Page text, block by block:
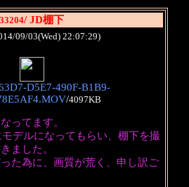
33204/ JD棚下
09/03(Wed) 22:07:29)
D5E7-490F-B1B9-
/4097KB
ってます。
デルになってもらい、棚下を撮
ました。
た為に、画質が荒く、申し訳ご